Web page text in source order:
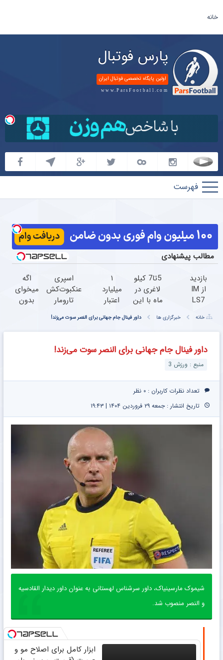
خانه
پارس فوتبال
اولین پایگاه تخصصی فوتبال ایران
www.ParsFootball.com
پارس
فوتبال
مطالب پیشنهادی
بازدید
از IM
LS7
ترین
شاسی
بلند
برقی
ایران
باشگاه
5تا7 کیلو
لاغری در
ماه با این
گیاهی(خرید
با50%تخفیف
تا امشب)
۱
میلیارد
اعتبار
قسطی
طلا | ۱۸
ماهه
پرداخت
اسپری
عنکبوت‌‌کش
تارومار
ازبین‌برنده
انواع
عنکبوت
اگه
میخوای
بدون
کنی تنها
خانه خبرگزاری ها داور فینال جام جهانی برای النصر سوت می‌زند!
داور فینال جام جهانی برای النصر سوت می‌زند!
منبع : ورزش 3
تعداد نظرات کاربران : ۰ نظر
تاریخ انتشار : جمعه ۲۹ فروردین ۱۴۰۴ | ۱۹:۴۳
شیموک مارسینیاک، داور سرشناس لهستانی به عنوان داور دیدار القادسیه
و النصر منصوب شد.
ابزار کامل برای اصلاح مو و